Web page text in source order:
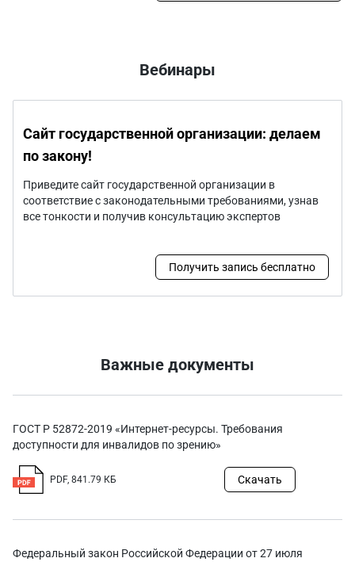
Вебинары
Сайт государственной организации: делаем
по закону!
Приведите сайт государственной организации в
соответствие с законодательными требованиями, узнав
все тонкости и получив консультацию экспертов
Получить запись бесплатно
Важные документы
ГОСТ Р 52872-2019 «Интернет-ресурсы. Требования
доступности для инвалидов по зрению»
PDF, 841.79 КБ Скачать
Федеральный закон Российской Федерации от 27 июля